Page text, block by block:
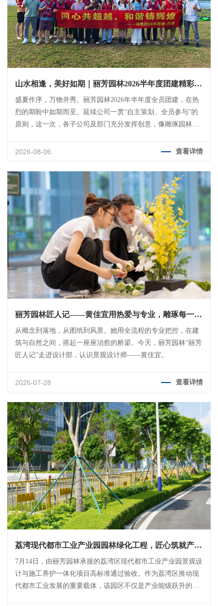
山水相逢，美好如期｜丽芳园林2026半年度团建精彩回
顾
盛夏作序，万物并秀。丽芳园林2026年半年度全员团建，在热
烈的期盼中如期而至。延续公司一贯“自主策划、全员参与”的
原则，这一次，各子公司及部门充分发挥创意，像雕琢园林作
源、清远、惠州、江门五地，奔赴山川湖海，共赴一场山水与
2026-08-06 查看详情
丽芳园林匠人记——黄佳宜用热爱与专业，雕琢每一寸
自然空间
从概念到落地，从图纸到风景。她用全流程的专业把控，在建
筑与自然之间，搭起一座座治愈的桥梁。今天，丽芳园林“丽芳
匠人记”走进设计部，认识景观设计师——黄佳宜。
2026-07-28 查看详情
荔湾现代都市工业产业园园林绿化工程，匠心筑就产城
融合新典范
7月14日，由丽芳园林承接的荔湾区现代都市工业产业园景观设
计与施工养护一体化项目高标准通过验收。作为荔湾区推动现
代都市工业发展的重要载体，该园区不仅是产业能级跃升的核